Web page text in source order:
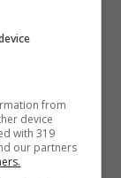
che
esposta
from
device
with 319
our partners